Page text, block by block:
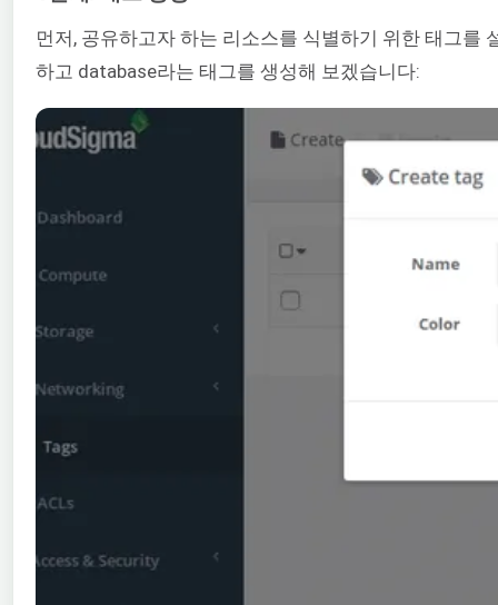
먼저, 공유하고자 하는 리소스를 식별하기 위한 태그를
하고 database라는 태그를 생성해 보겠습니다: